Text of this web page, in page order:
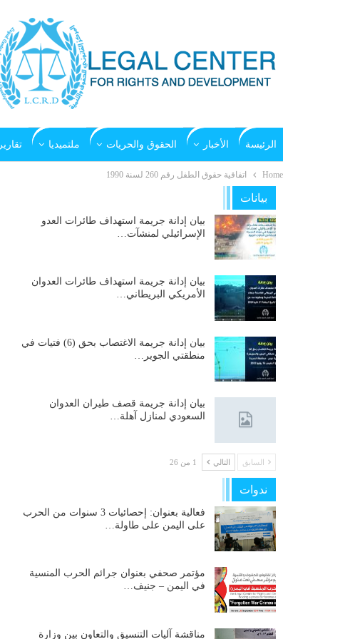
الرئيسة الأخبار الحقوق والحريات ملتميديا تقارير
Home اتفاقية حقوق الطفل رقم 260 لسنة 1990
بيانات
بيان إدانة جريمة استهداف طائرات العدو
الإسرائيلي لمنشآت…
بيان إدانة جريمة استهداف طائرات العدوان
الأمريكي البريطاني…
بيان إدانة جريمة الاغتصاب بحق (6) فتيات في
منطقتي الجوير…
بيان إدانة جريمة قصف طيران العدوان
السعودي لمنازل آهلة…
السابق التالي 1 من 26
ندوات
فعالية بعنوان: إحصائيات 3 سنوات من الحرب
على اليمن على طاولة…
مؤتمر صحفي بعنوان جرائم الحرب المنسية
في اليمن – جنيف…
مناقشة آليات التنسيق والتعاون بين وزارة